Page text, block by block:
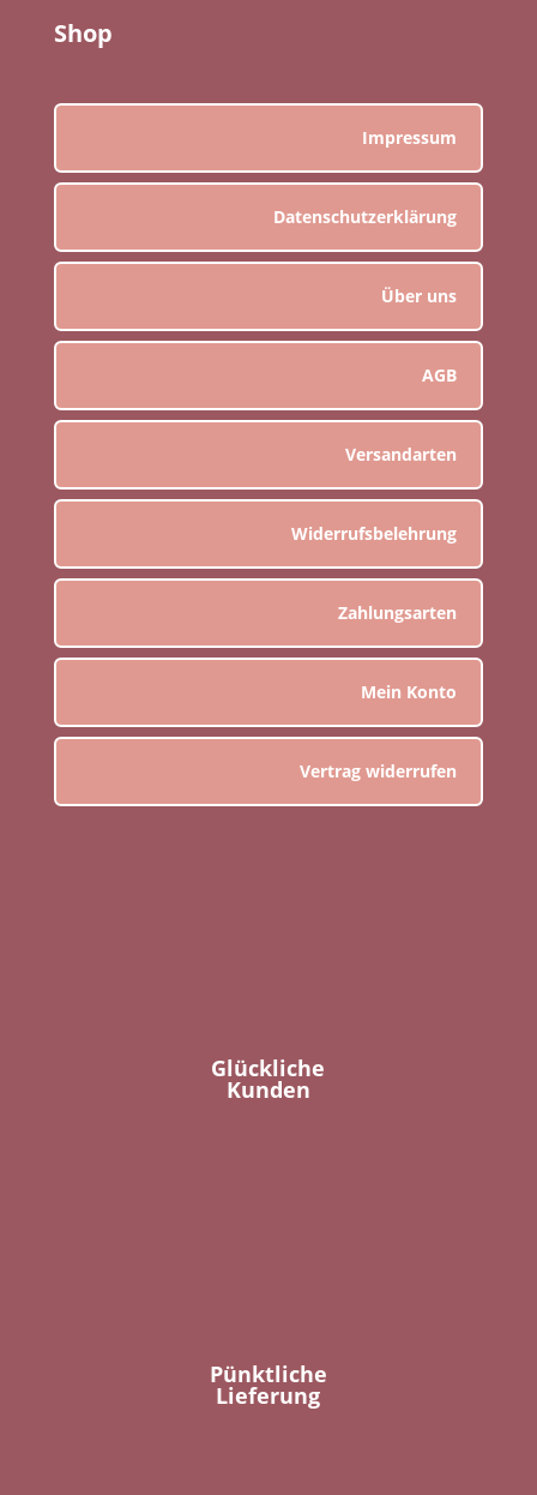
Shop
Impressum
Datenschutzerklärung
Über uns
AGB
Versandarten
Widerrufsbelehrung
Zahlungsarten
Mein Konto
Vertrag widerrufen
Glückliche
Kunden
Pünktliche
Lieferung